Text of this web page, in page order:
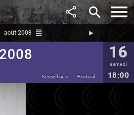
search
août 2008 reorder ▶︎
16
samedi
18:00
Kesselhaus Festival